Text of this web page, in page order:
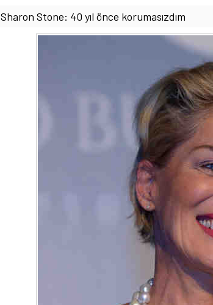
Sharon Stone: 40 yıl önce korumasızdım